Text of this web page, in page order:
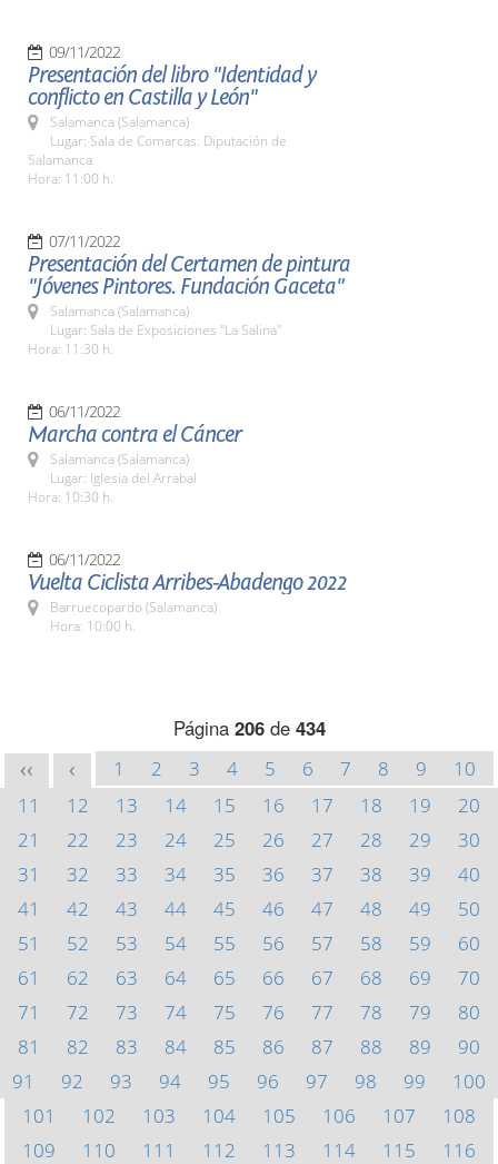
09/11/2022
Presentación del libro "Identidad y
conflicto en Castilla y León"
Salamanca (Salamanca)
Lugar: Sala de Comarcas. Diputación de
Salamanca
Hora: 11:00 h.
07/11/2022
Presentación del Certamen de pintura
"Jóvenes Pintores. Fundación Gaceta"
Salamanca (Salamanca)
Lugar: Sala de Exposiciones "La Salina"
Hora: 11:30 h.
06/11/2022
Marcha contra el Cáncer
Salamanca (Salamanca)
Lugar: Iglesia del Arrabal
Hora: 10:30 h.
06/11/2022
Vuelta Ciclista Arribes-Abadengo 2022
Barruecopardo (Salamanca)
Hora: 10:00 h.
Página 206de 434
<< < 1 2 3 4 5 6 7 8 9
10
11
12 13 14 15 16 17 18 19
20
21
22 23 24 25 26 27 28 29
30
31
32 33 34 35 36 37 38 39
40
41
42 43 44 45 46 47 48 49
50
51
52 53 54 55 56 57 58 59
60
61
62 63 64 65 66 67 68 69
70
71
72 73 74 75 76 77 78 79
80
81
82 83 84 85 86 87 88 89
90
91
92 93 94 95 96 97 98 99
100
101
102 103 104 105 106 107
108
109
110 111 112 113 114 115
116